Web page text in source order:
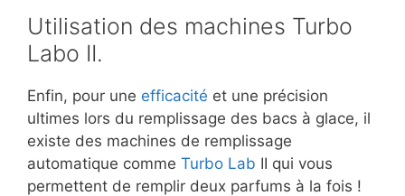
Utilisation des machines Turbo
Labo II.
Enfin, pour une efficacité et une précision
ultimes lors du remplissage des bacs à glace, il
existe des machines de remplissage
automatique comme Turbo Lab II qui vous
permettent de remplir deux parfums à la fois !